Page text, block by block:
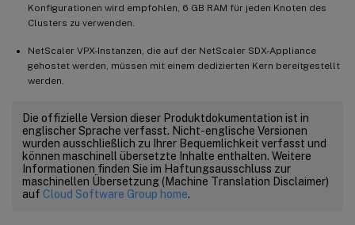
Konfigurationen wird empfohlen, 6 GB RAM für jeden Knoten des
Clusters zu verwenden.
NetScaler VPX-Instanzen, die auf der NetScaler SDX-Appliance
gehostet werden, müssen mit einem dedizierten Kern bereitgestellt
werden.
Die offizielle Version dieser Produktdokumentation ist in
englischer Sprache verfasst. Nicht-englische Versionen
wurden ausschließlich zu Ihrer Bequemlichkeit verfasst und
können maschinell übersetzte Inhalte enthalten. Weitere
Informationen finden Sie im Haftungsausschluss zur
maschinellen Übersetzung (Machine Translation Disclaimer)
auf Cloud Software Group home.